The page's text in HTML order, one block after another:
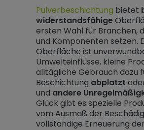
Pulverbeschichtung bietet
widerstandsfähige
ersten Wahl für Branchen,
und Komponenten setzen.
Oberfläche ist
Umwelteinflüsse, kleine
alltägliche Gebrauch dazu
Beschichtung abplatzt
und andere
Glück gibt es spezielle
vom Ausmaß der
vollständige Erneuerung